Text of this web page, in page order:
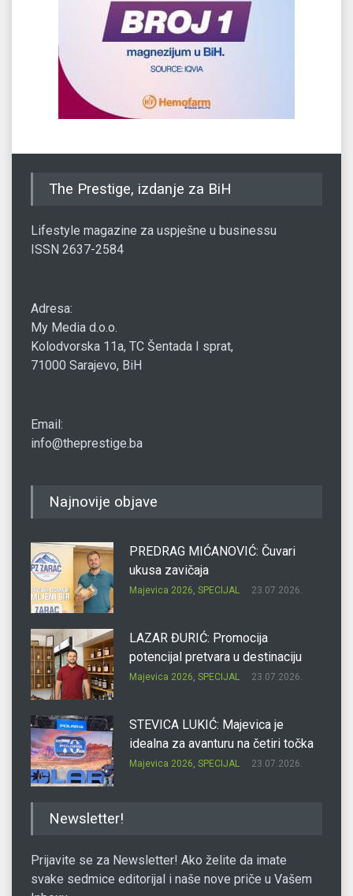
The Prestige, izdanje za BiH
Lifestyle magazine za uspješne u businessu
ISSN 2637-2584
Adresa:
My Media d.o.o.
Kolodvorska 11a, TC Šentada I sprat,
71000 Sarajevo, BiH
Email:
info@theprestige.ba
Najnovije objave
PREDRAG MIĆANOVIĆ: Čuvari
ukusa zavičaja
Majevica 2026, SPECIJAL 23.07.2026.
LAZAR ĐURIĆ: Promocija
potencijal pretvara u destinaciju
Majevica 2026, SPECIJAL 23.07.2026.
STEVICA LUKIĆ: Majevica je
idealna za avanturu na četiri točka
Majevica 2026, SPECIJAL 23.07.2026.
Newsletter!
Prijavite se za Newsletter! Ako želite da imate
svake sedmice editorijal i naše nove priče u Vašem